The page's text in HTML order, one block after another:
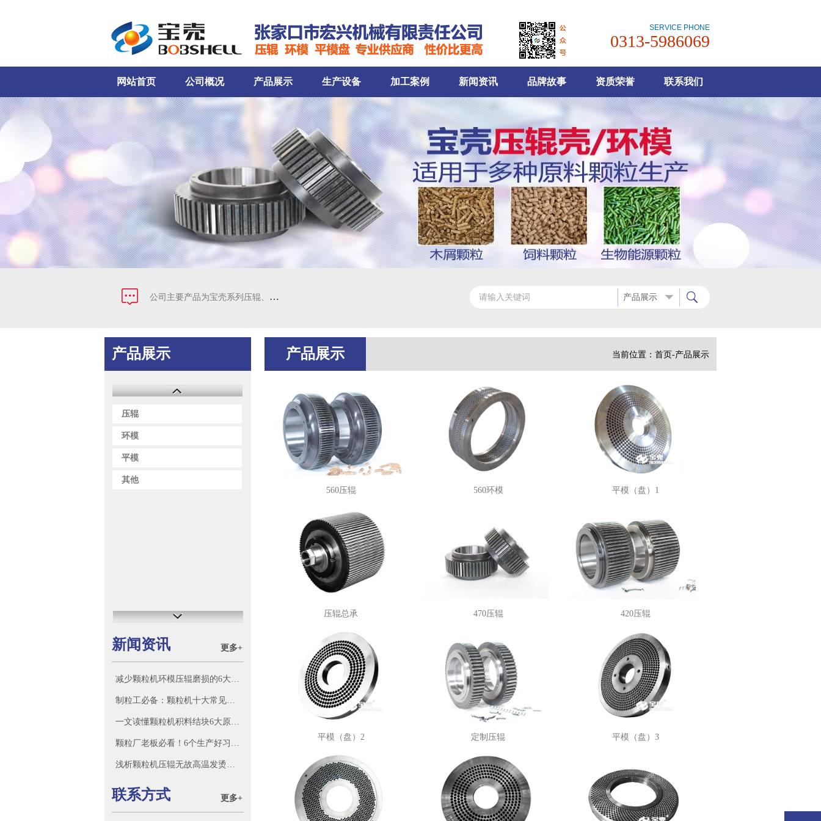
SERVICE PHONE
0313-5986069
网站首页 公司概况 产品展示 生产设备 加工案例 新闻资讯 品牌故事 资质荣誉 联系我们
公司主要产品为宝壳系列压辊、环模、平模盘 产品展示
产品展示
压辊
环模
平模
其他
新闻资讯 更多+
减少颗粒机环模压辊磨损的6大核心技巧
制粒工必备：颗粒机十大常见故障原因及处理方法
一文读懂颗粒机积料结块6大原因，告别反复堵机
颗粒厂老板必看！6个生产好习惯，产量利润稳稳上涨
浅析颗粒机压辊无故高温发烫原因
联系方式 更多+
产品展示 当前位置： 首页-产品展示
560压辊 560环模 平模（盘）1
压辊总承 470压辊 420压辊
平模（盘）2 定制压辊 平模（盘）3